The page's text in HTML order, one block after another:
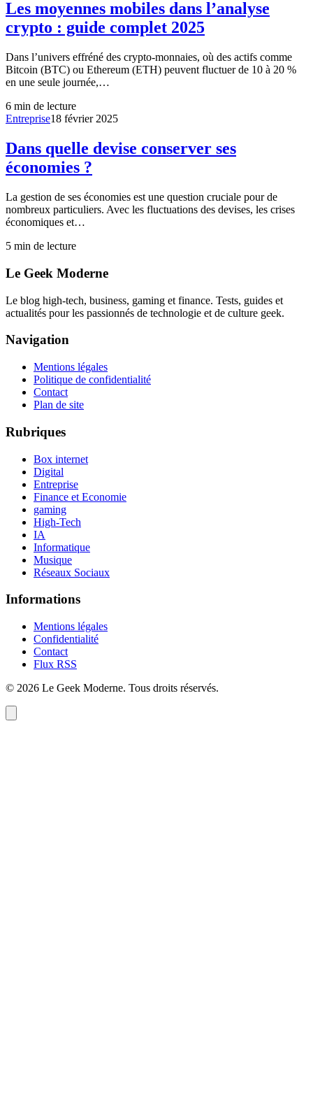
Les moyennes mobiles dans l’analyse
crypto : guide complet 2025
Dans l’univers effréné des crypto-monnaies, où des actifs comme
Bitcoin (BTC) ou Ethereum (ETH) peuvent fluctuer de 10 à 20 %
en une seule journée,…
6 min de lecture
Entreprise18 février 2025
Dans quelle devise conserver ses
économies ?
La gestion de ses économies est une question cruciale pour de
nombreux particuliers. Avec les fluctuations des devises, les crises
économiques et…
5 min de lecture
Le Geek Moderne
Le blog high-tech, business, gaming et finance. Tests, guides et
actualités pour les passionnés de technologie et de culture geek.
Navigation
Mentions légales
Politique de confidentialité
Contact
Plan de site
Rubriques
Box internet
Digital
Entreprise
Finance et Economie
gaming
High-Tech
IA
Informatique
Musique
Réseaux Sociaux
Informations
Mentions légales
Confidentialité
Contact
Flux RSS
© 2026 Le Geek Moderne. Tous droits réservés.